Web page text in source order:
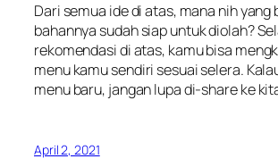
Dari semua ide di atas, mana nih yang
bahannya sudah siap untuk diolah?
rekomendasi di atas, kamu bisa
menu kamu sendiri sesuai selera.
menu baru, jangan lupa di-shareke
April 2, 2021